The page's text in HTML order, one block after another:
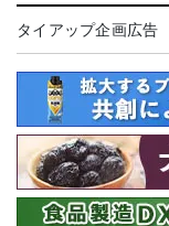
タイアップ企画広告